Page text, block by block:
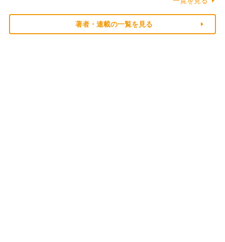
著者・連載の一覧を見る